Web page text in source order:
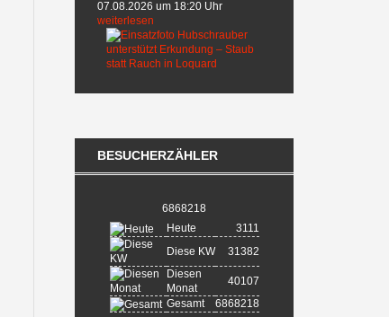
07.08.2026 um 18:20 Uhr
weiterlesen
BESUCHERZÄHLER
6868218
Heute
3111
Diese KW
31382
Diesen
Monat
40107
Gesamt
6868218